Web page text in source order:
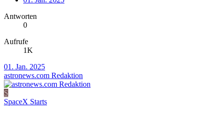
Antworten
0
Aufrufe
1K
01. Jan. 2025
astronews.com Redaktion
S
SpaceX Starts